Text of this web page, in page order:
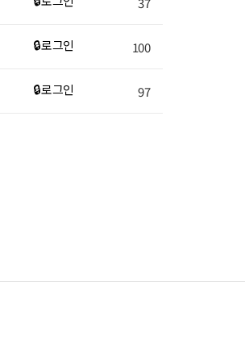
🔒 로그인 100
🔒 로그인 97